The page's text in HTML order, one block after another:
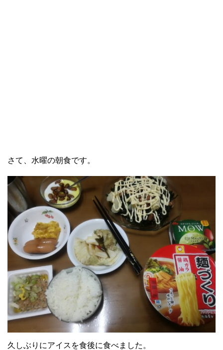
さて、水曜の朝食です。
久しぶりにアイスを食後に食べました。